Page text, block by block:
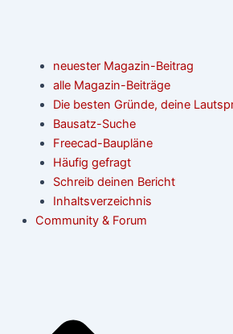
neuester Magazin-Beitrag
alle Magazin-Beiträge
Die besten Gründe, deine
Bausatz-Suche
Freecad-Baupläne
Häufig gefragt
Schreib deinen Bericht
Inhaltsverzeichnis
Community & Forum